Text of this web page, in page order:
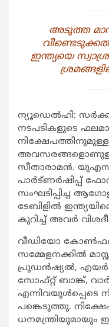
അടുത്ത
ഇന്ത്യയെ
ന്യൂഡെല്‍ഹി:
നടപടികളുടെ
സീതാരാമന്‍. യുഎസ്-
പാര്‍ട്ണര്‍ഷിപ്പ്
സംഘടിപ്പിച്ച
ടേബിളില്‍
കുറിച്ച് അവര്‍
വീഡിയോ
സമ്മേളനക്കില്‍
പ്രുഡന്‍ഷ്യല്‍,
സോഫ്റ്റ് ബാങ്ക്,
എന്നിവയുള്‍പ്പെടെ
പങ്കെടുത്തു.
ധനമന്ത്രിയുമായും